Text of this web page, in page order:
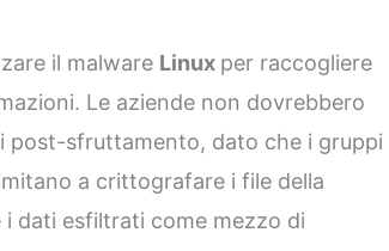
il malware Linux per raccogliere
Le aziende non dovrebbero
post-sfruttamento, dato che i gruppi
a crittografare i file della
dati esfiltrati come mezzo di